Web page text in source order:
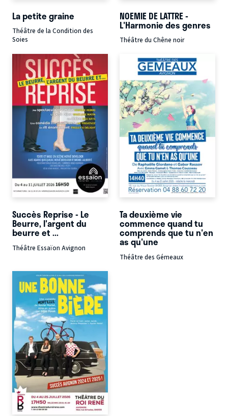
La petite graine
Théâtre de la Condition des
Soies
NOEMIE DE LATTRE -
L'Harmonie des genres
Théâtre du Chêne noir
Succès Reprise - Le
Beurre, l'argent du
beurre et ...
Théâtre Essaïon Avignon
Ta deuxième vie
commence quand tu
comprends que tu n'en
as qu'une
Théâtre des Gémeaux